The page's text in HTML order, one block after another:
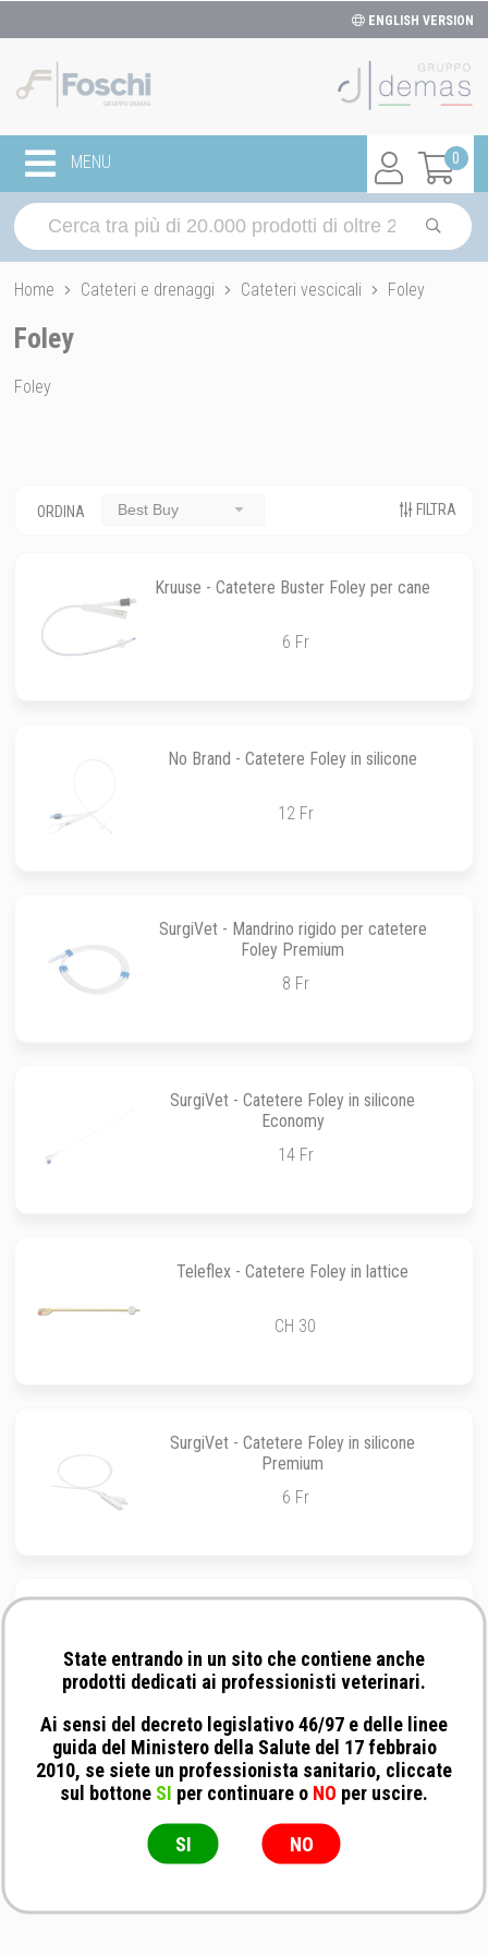
ENGLISH VERSION
0
MENU
Home Cateteri e drenaggi Cateteri vescicali Foley
Foley
Foley
ORDINA Best Buy FILTRA
Kruuse - Catetere Buster Foley per cane
6 Fr
No Brand - Catetere Foley in silicone
12 Fr
SurgiVet - Mandrino rigido per catetere
Foley Premium
8 Fr
SurgiVet - Catetere Foley in silicone
Economy
14 Fr
Teleflex - Catetere Foley in lattice
CH 30
SurgiVet - Catetere Foley in silicone
Premium
6 Fr
70CM
State entrando in un sito che contiene anche
prodotti dedicati ai professionisti veterinari.
Ai sensi del decreto legislativo 46/97 e delle linee
guida del Ministero della Salute del 17 febbraio
2010, se siete un professionista sanitario, cliccate
sul bottone SI per continuare o NO per uscire.
SI NO